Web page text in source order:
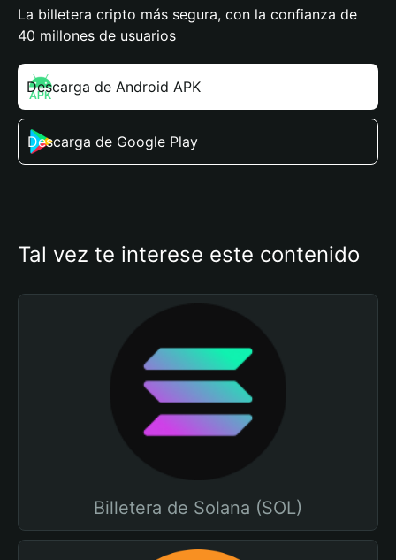
La billetera cripto más segura, con la confianza de
40 millones de usuarios
Descarga de Android APK
Descarga de Google Play
Tal vez te interese este contenido
Billetera de Solana (SOL)